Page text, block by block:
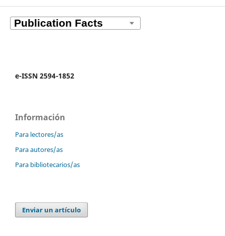
e-ISSN 2594-1852
Información
Para lectores/as
Para autores/as
Para bibliotecarios/as
Enviar un artículo